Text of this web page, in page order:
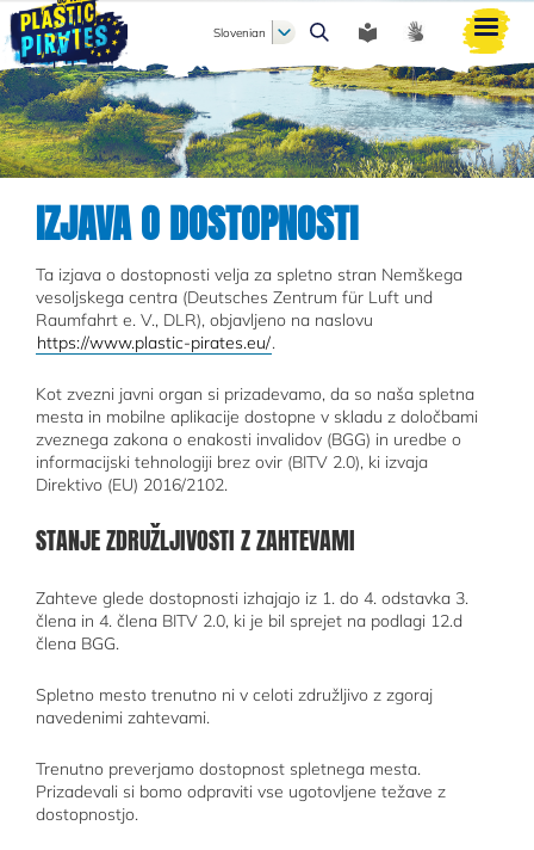
Išči
Slovenian
IZJAVA O DOSTOPNOSTI
Ta izjava o dostopnosti velja za spletno stran Nemškega
vesoljskega centra (Deutsches Zentrum für Luft und
Raumfahrt e. V., DLR), objavljeno na naslovu
https://www.plastic-pirates.eu/.
Kot zvezni javni organ si prizadevamo, da so naša spletna
mesta in mobilne aplikacije dostopne v skladu z določbami
zveznega zakona o enakosti invalidov (BGG) in uredbe o
informacijski tehnologiji brez ovir (BITV 2.0), ki izvaja
Direktivo (EU) 2016/2102.
STANJE ZDRUŽLJIVOSTI Z ZAHTEVAMI
Zahteve glede dostopnosti izhajajo iz 1. do 4. odstavka 3.
člena in 4. člena BITV 2.0, ki je bil sprejet na podlagi 12.d
člena BGG.
Spletno mesto trenutno ni v celoti združljivo z zgoraj
navedenimi zahtevami.
Trenutno preverjamo dostopnost spletnega mesta.
Prizadevali si bomo odpraviti vse ugotovljene težave z
dostopnostjo.